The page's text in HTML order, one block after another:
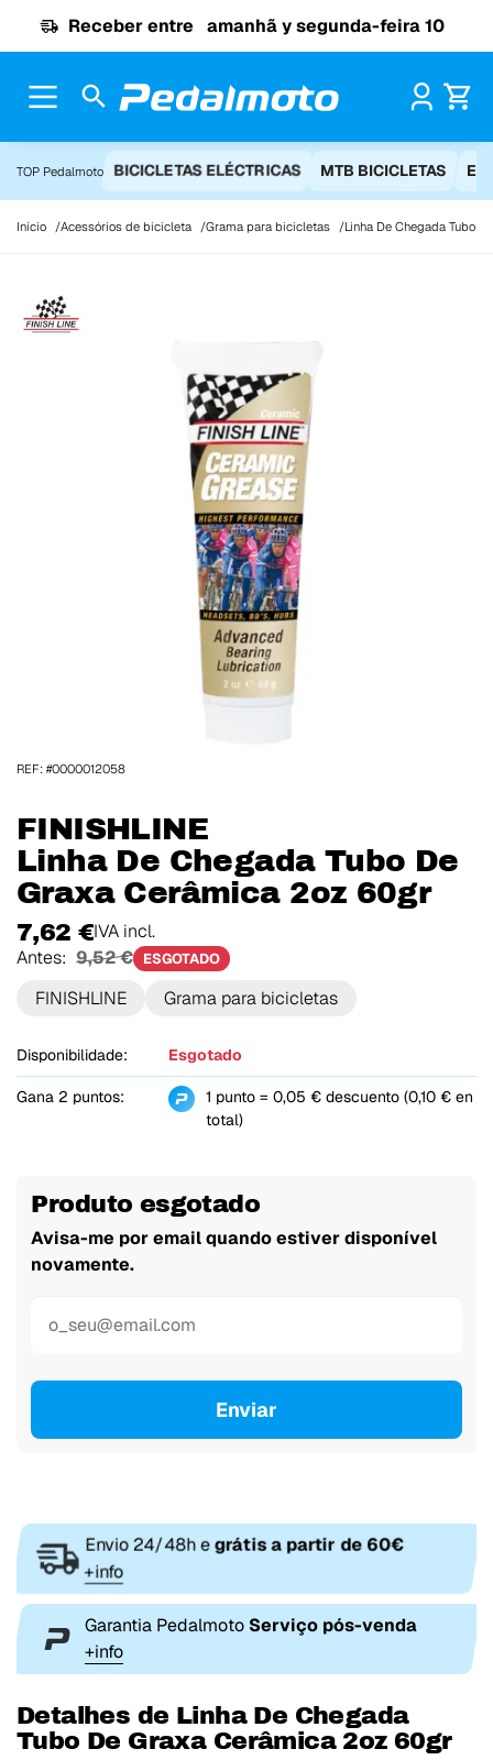
Receber entre amanhã y segunda-feira 10
TOP Pedalmoto BICICLETAS ELÉCTRICAS MTB BICICLETAS
Início Acessórios de bicicleta Grama para bicicletas Linha De Chegada Tubo
FINISHLINE
Linha De Chegada Tubo De
Graxa Cerâmica 2oz 60gr
7,62 €IVA incl.
Antes: 9,52 € ESGOTADO
FINISHLINE Grama para bicicletas
Disponibilidade: Esgotado
Gana 2 puntos:
1 punto = 0,05 € descuento (0,10 € en
total)
Produto esgotado
Avisa-me por email quando estiver disponível
novamente.
Enviar
REF: #0000012058
Envio 24/48h egrátis a partir de 60€
+info
Garantia Pedalmoto Serviço pós-venda
+info
Detalhes de Linha De Chegada
Tubo De Graxa Cerâmica 2oz 60gr